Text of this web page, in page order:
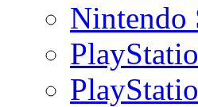
Nintendo